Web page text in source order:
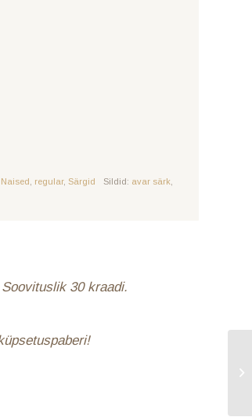
Naised regular,Särgid Sildid: avar särk
30 kraadi.